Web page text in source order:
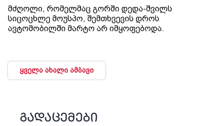
მძღოლი, რომელმაც გორში დედა-შვილს
სიცოცხლე მოუსპო, შემთხვევის დროს
ავტომობილში მარტო არ იმყოფებოდა.
ყველა ახალი ამბავი
გადაცემები